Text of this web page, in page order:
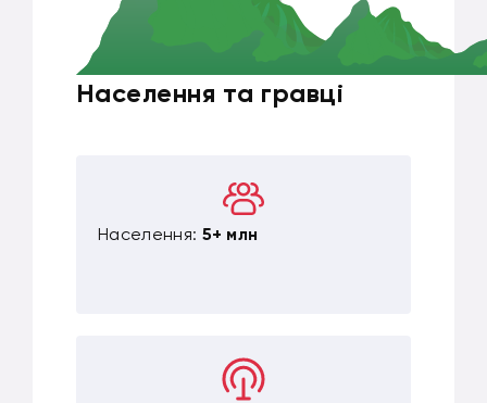
Населення та гравці
Населення: 5+ млн